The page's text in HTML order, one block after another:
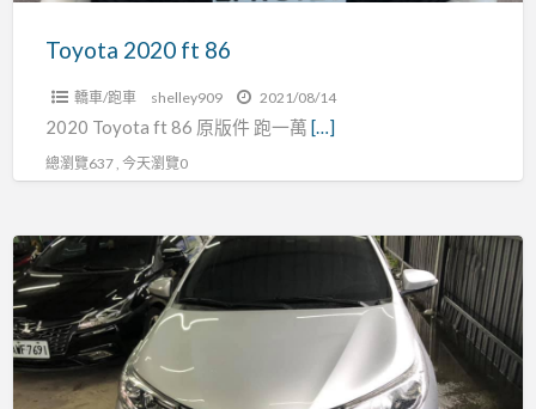
Toyota 2020 ft 86
轎車/跑車 shelley909 2021/08/14
2020 Toyota ft 86 原版件 跑一萬 […]
總瀏覽637 , 今天瀏覽0
Toyota
2018
Vios
中
規